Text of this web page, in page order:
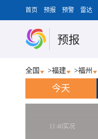
首页 预报 预警 雷达
预报
全国 >福建 >福州
今天
11:40实况